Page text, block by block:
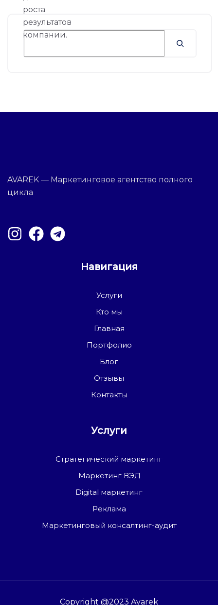
AVAREK — Маркетинговое агентство полного
цикла
Навигация
Услуги
Кто мы
Главная
Портфолио
Блог
Отзывы
Контакты
Услуги
Стратегический маркетинг
Маркетинг ВЭД
Digital маркетинг
Реклама
Маркетинговый консалтинг-аудит
Copyright @2023 Avarek